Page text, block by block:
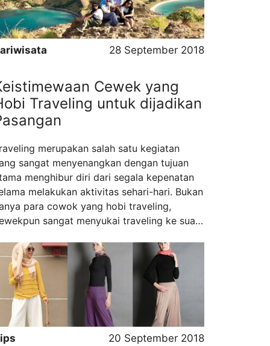
28 September 2018
Cewek yang
Traveling untuk dijadikan
merupakan salah satu kegiatan
sangat menyenangkan dengan tujuan
menghibur diri dari segala kepenatan
melakukan aktivitas sehari-hari. Bukan
para cowok yang hobi traveling,
sangat menyukai traveling ke suatu
orang, cewek yang hobi traveling
tidak menarik karena biasanya
tidak begitu mempedulikan
…
Read more
20 September 2018